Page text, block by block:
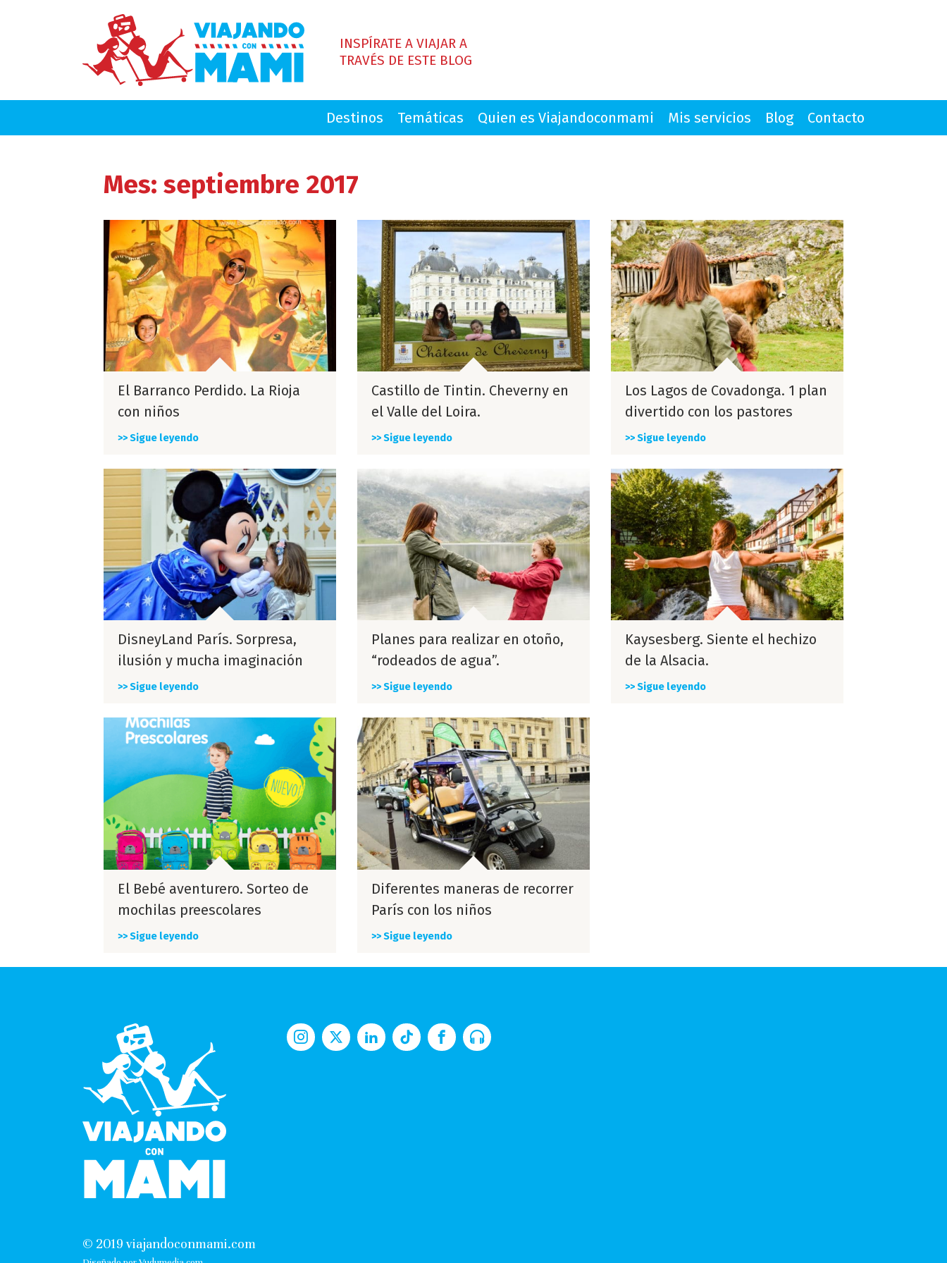
INSPÍRATE A VIAJAR A
TRAVÉS DE ESTE BLOG
Destinos Temáticas Quien es Viajandoconmami Mis servicios Blog Contacto
Mes: septiembre 2017
El Barranco Perdido. La Rioja
con niños
>> Sigue leyendo
Castillo de Tintin. Cheverny en
el Valle del Loira.
>> Sigue leyendo
Los Lagos de Covadonga. 1 plan
divertido con los pastores
>> Sigue leyendo
DisneyLand París. Sorpresa,
ilusión y mucha imaginación
>> Sigue leyendo
Planes para realizar en otoño,
“rodeados de agua”.
>> Sigue leyendo
Kaysesberg. Siente el hechizo
de la Alsacia.
>> Sigue leyendo
El Bebé aventurero. Sorteo de
mochilas preescolares
>> Sigue leyendo
Diferentes maneras de recorrer
París con los niños
>> Sigue leyendo
© 2019 viajandoconmami.com